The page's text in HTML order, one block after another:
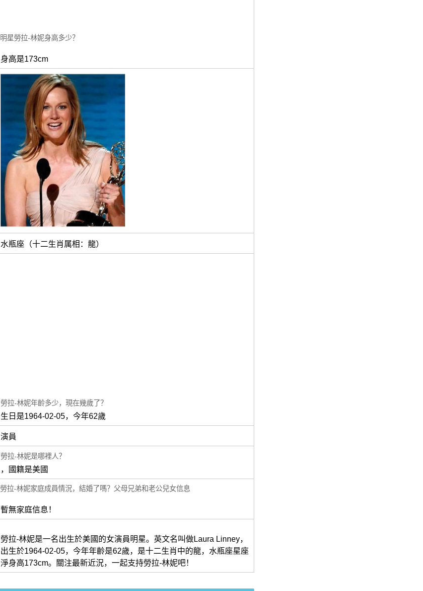
明星勞拉-林妮身高多少？
身高是173cm
水瓶座（十二生肖属相：龍）
勞拉-林妮年齡多少，現在幾歲了？
生日是1964-02-05，今年62歲
演員
勞拉-林妮是哪裡人？
，國籍是美國
勞拉-林妮家庭成員情況，結婚了嗎？父母兄弟和老公兒女信息
暫無家庭信息！
勞拉-林妮是一名出生於美國的女演員明星。英文名叫做Laura Linney，
出生於1964-02-05，今年年齡是62歲，是十二生肖中的龍，水瓶座星座
淨身高173cm。關注最新近況，一起支持勞拉-林妮吧！